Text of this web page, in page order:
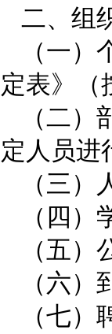
二、组
（一
定表》（
（二
定人员进
（三
（四
（五
（六
（七